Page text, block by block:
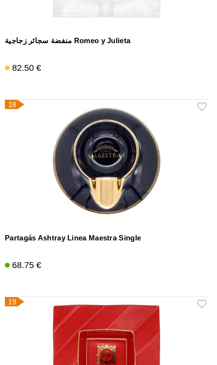
منفضة سجائر زجاجية Romeo y Julieta
82.50 €
18
Partagás Ashtray Linea Maestra Single
68.75 €
19